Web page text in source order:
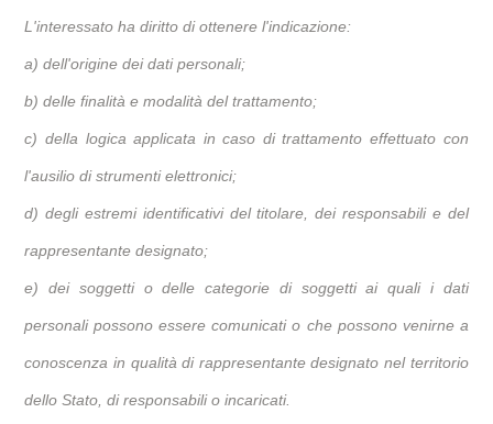
L'interessato ha diritto di ottenere l'indicazione:
a) dell'origine dei dati personali;
b) delle finalità e modalità del trattamento;
c) della logica applicata in caso di trattamento effettuato con
l'ausilio di strumenti elettronici;
d) degli estremi identificativi del titolare, dei responsabili e del
rappresentante designato;
e) dei soggetti o delle categorie di soggetti ai quali i dati
personali possono essere comunicati o che possono venirne a
conoscenza in qualità di rappresentante designato nel territorio
dello Stato, di responsabili o incaricati.